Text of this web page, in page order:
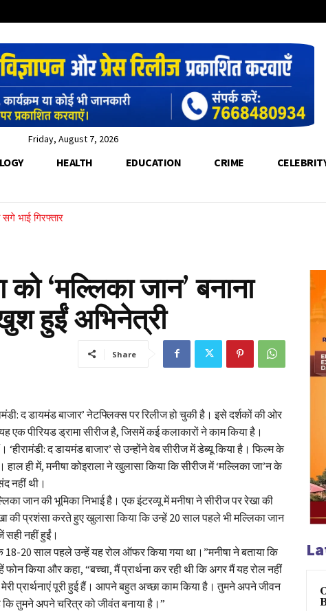
Friday, August 7, 2026
HEALTH EDUCATION CRIME
गिरफ्तार
भूमि सौदे की होगी पड़ताल
जान’ बनाना
हुईं अभिनेत्री
Share
द डायमंड बाजार’ नेटफ्लिक्स पर रिलीज हो चुकी है। इसे दर्शकों की ओर
एक पीरियड ड्रामा सीरीज है, जिसमें कई कलाकारों ने काम किया है।
‘हीरामंडी: द डायमंड बाजार’ से उन्होंने वेब सीरीज में डेब्यू किया है। फिल्म के
हाल ही में, मनीषा कोइराला ने खुलासा किया कि सीरीज में ‘मल्लिका जा’न के
नहीं थी।
जान की भूमिका निभाई है। एक इंटरव्यू में मनीषा ने सीरीज पर रेखा की
की प्रशंसा करते हुए खुलासा किया कि उन्हें 20 साल पहले भी मल्लिका जान
नहीं हुईं।
18-20 साल पहले उन्हें यह रोल ऑफर किया गया था।”मनीषा ने बताया कि
फोन किया और कहा, “बच्चा, मैं प्रार्थना कर रही थी कि अगर मैं यह रोल नहीं
प्रार्थनाएं पूरी हुई हैं। आपने बहुत अच्छा काम किया है। तुमने अपने जीवन
तुमने अपने चरित्र को जीवंत बनाया है।”